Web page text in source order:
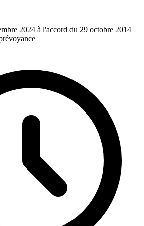
2024 à l'accord du 29 octobre 2014